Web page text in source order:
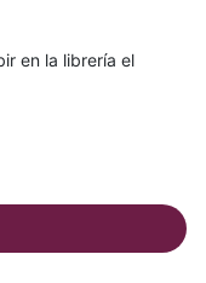
en la librería el